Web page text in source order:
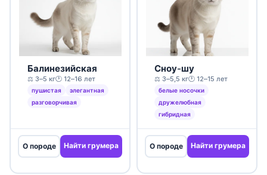
Балинезийская
⚖️ 3–5 кг🕐 12–16 лет
пушистая
элегантная
разговорчивая
О породе Найти грумера
Сноу-шу
⚖️ 3–5,5 кг🕐 12–15 лет
белые носочки
дружелюбная
гибридная
О породе Найти грумера